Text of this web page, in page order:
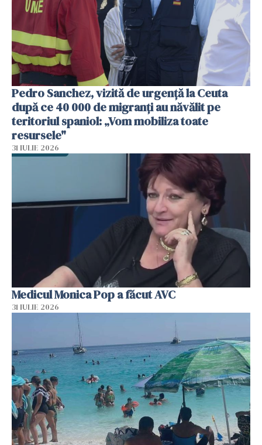
Pedro Sanchez, vizită de urgență la Ceuta
după ce 40 000 de migranți au năvălit pe
teritoriul spaniol: „Vom mobiliza toate
resursele"
31 IULIE 2026
Medicul Monica Pop a făcut AVC
31 IULIE 2026